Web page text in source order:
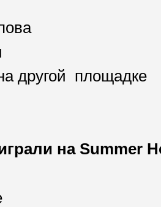
другой площадке
наSummer